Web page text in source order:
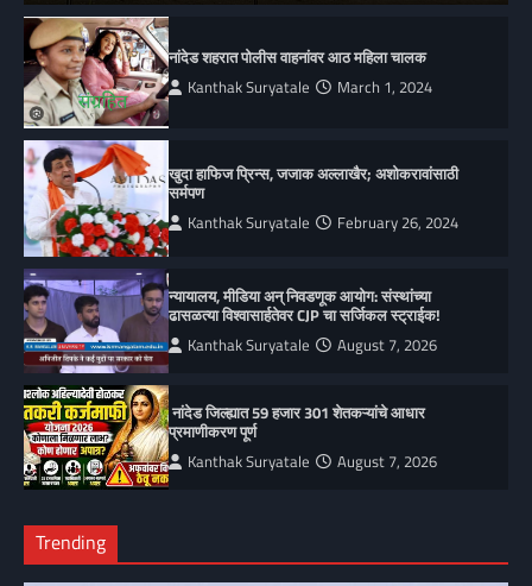
नांदेड शहरात पोलीस वाहनांवर आठ महिला चालक
Kanthak Suryatale March 1, 2024
खुदा हाफिज प्रिन्स, जजाक अल्लाखैर; अशोकरावांसाठी
सर्मपण
Kanthak Suryatale February 26, 2024
न्यायालय, मीडिया अन् निवडणूक आयोग: संस्थांच्या
ढासळत्या विश्वासार्हतेवर CJP चा सर्जिकल स्ट्राईक!
Kanthak Suryatale August 7, 2026
नांदेड जिल्ह्यात 59 हजार 301 शेतकऱ्यांचे आधार
प्रमाणीकरण पूर्ण
Kanthak Suryatale August 7, 2026
Trending